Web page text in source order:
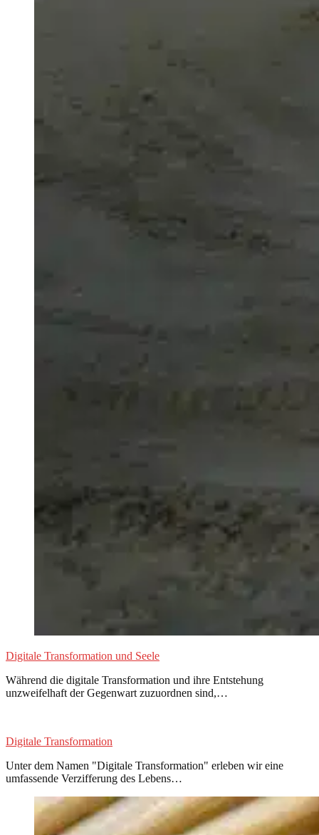
Digitale Transformation und Seele
Während die digitale Transformation und ihre Entstehung
unzweifelhaft der Gegenwart zuzuordnen sind,…
Digitale Transformation
Unter dem Namen "Digitale Transformation" erleben wir eine
umfassende Verzifferung des Lebens…